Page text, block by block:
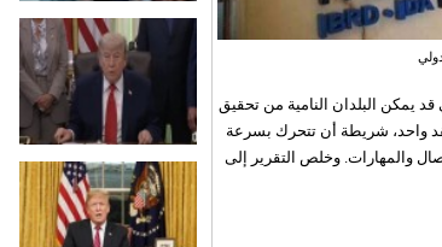
يمكن البلدان النامية من تحقيق
واحد، شريطة أن تتحرك بسرعة
والمهارات. وخلص التقرير إلى